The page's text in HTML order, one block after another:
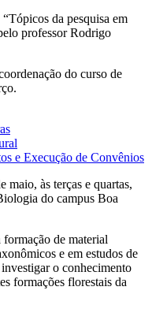
da pesquisa em
professor Rodrigo
do curso de
e Execução de Convênios
maio, às terças e quartas,
do campus Boa
formação de material
e em estudos de
o conhecimento
formações florestais da